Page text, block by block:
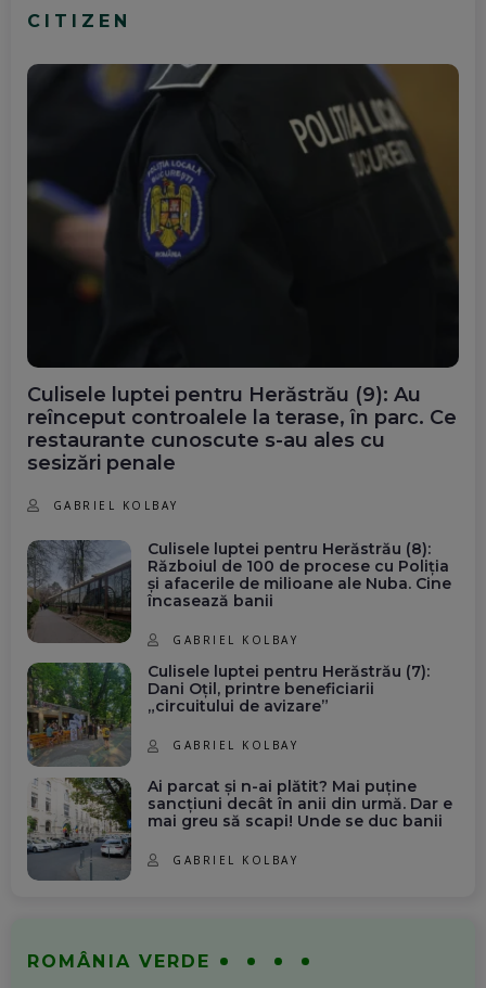
CITIZEN
Culisele luptei pentru Herăstrău (9): Au
reînceput controalele la terase, în parc. Ce
restaurante cunoscute s-au ales cu
sesizări penale
GABRIEL KOLBAY
Culisele luptei pentru Herăstrău (8):
Războiul de 100 de procese cu Poliția
și afacerile de milioane ale Nuba. Cine
încasează banii
GABRIEL KOLBAY
Culisele luptei pentru Herăstrău (7):
Dani Oțil, printre beneficiarii
„circuitului de avizare”
GABRIEL KOLBAY
Ai parcat și n-ai plătit? Mai puține
sancțiuni decât în anii din urmă. Dar e
mai greu să scapi! Unde se duc banii
GABRIEL KOLBAY
ROMÂNIA VERDE